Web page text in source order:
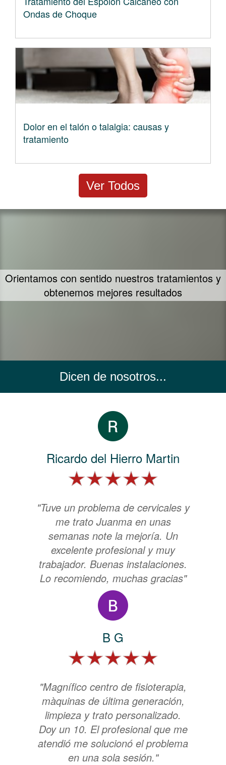
Ondas de Choque
Dolor en el talón o talalgia: causas y
tratamiento
Ver Todos
Un concepto propio de tratamiento - FIIT
Concept
Dicen de nosotros...
Ricardo del Hierro Martin
"Tuve un problema de cervicales y
me trato Juanma en unas
semanas note la mejoría. Un
excelente profesional y muy
trabajador. Buenas instalaciones.
Lo recomiendo, muchas gracias"
B G
"Magnífico centro de fisioterapia,
màquinas de última generación,
limpieza y trato personalizado.
Doy un 10. El profesional que me
atendió me solucionó el problema
en una sola sesión."